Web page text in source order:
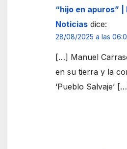
“hijo en apuros” |
Noticias dice:
28/08/2025 a las
[…] Manuel
en su tierra y la
‘Pueblo Salvaje’